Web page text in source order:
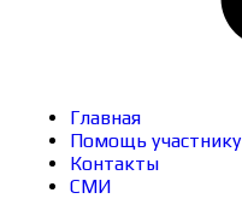
Главная
Помощь участнику
Контакты
СМИ